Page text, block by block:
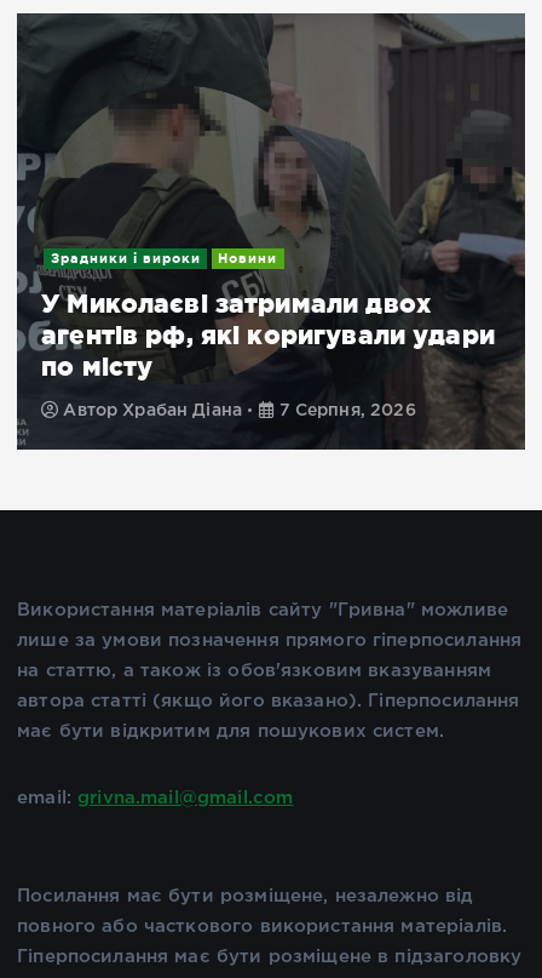
Зрадники і вироки Новини
У Миколаєві затримали двох
агентів рф, які коригували удари
по місту
Автор Храбан Діана 7 Серпня, 2026
Використання матеріалів сайту "Гривна" можливе
лише за умови позначення прямого гіперпосилання
на статтю, а також із обов'язковим вказуванням
автора статті (якщо його вказано). Гіперпосилання
має бути відкритим для пошукових систем.
email: grivna.mail@gmail.com
Посилання має бути розміщене, незалежно від
повного або часткового використання матеріалів.
Гіперпосилання має бути розміщене в підзаголовку